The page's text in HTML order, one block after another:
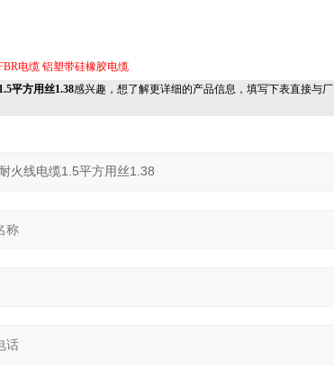
电缆 铝塑带硅橡胶电缆
平方用丝1.38感兴趣，想了解更详细的产品信息，填写下表直接与厂